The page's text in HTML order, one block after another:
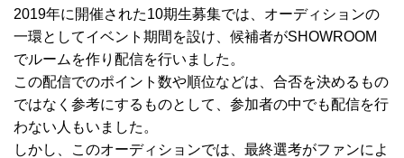
2019年に開催された10期生募集では、オーディションの
一環としてイベント期間を設け、候補者がSHOWROOM
でルームを作り配信を行いました。
この配信でのポイント数や順位などは、合否を決めるもの
ではなく参考にするものとして、参加者の中でも配信を行
わない人もいました。
しかし、このオーディションでは、最終選考がファンによ